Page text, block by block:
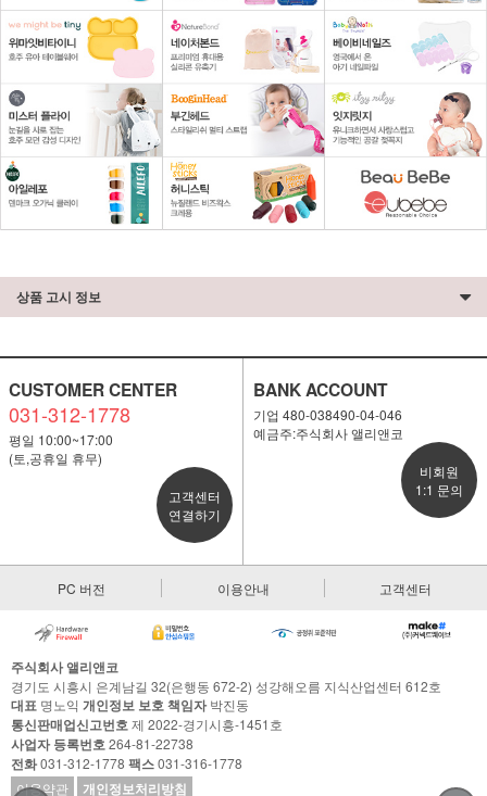
상품 고시 정보
CUSTOMER CENTER
031-312-1778
평일 10:00~17:00
(토,공휴일 휴무)
고객센터
연결하기
BANK ACCOUNT
기업 480-038490-04-046
예금주:주식회사 앨리앤코
비회원
1:1 문의
PC 버전 이용안내 고객센터
주식회사 앨리앤코
경기도 시흥시 은계남길 32(은행동 672-2) 성강해오름 지식산업센터 612호
대표 명노익 개인정보 보호 책임자박진동
통신판매업신고번호제 2022-경기시흥-1451호
사업자 등록번호264-81-22738
전화031-312-1778 팩스031-316-1778
이용약관
개인정보처리방침